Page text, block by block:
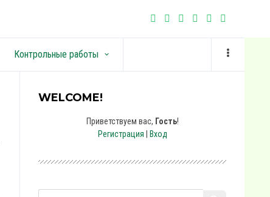
Контрольные работы keyboard_arrow_down
WELCOME!
Приветствуем вас, Гость!
Регистрация
Вход